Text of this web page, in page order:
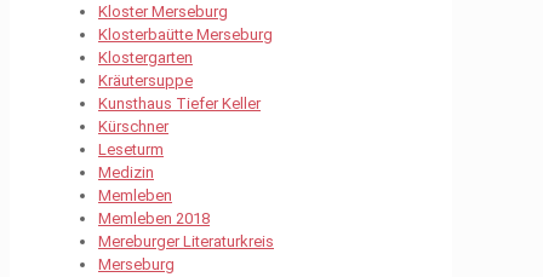
Kloster Merseburg
Klosterbaütte Merseburg
Klostergarten
Kräutersuppe
Kunsthaus Tiefer Keller
Kürschner
Leseturm
Medizin
Memleben
Memleben 2018
Mereburger Literaturkreis
Merseburg